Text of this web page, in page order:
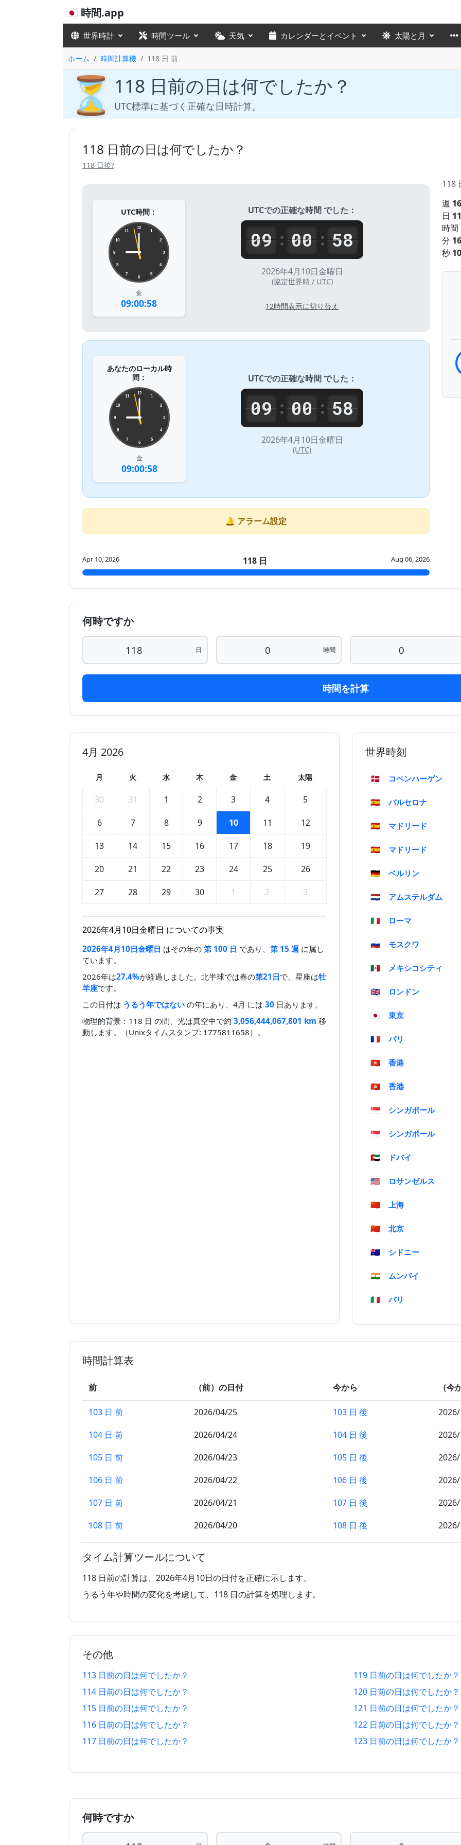
🇯🇵 時間.app
世界時計 時間ツール 天気 カレンダーとイベント 太陽と月
ホーム 時間計算機 118 日 前
⏳ 118 日前の日は何でしたか？
UTC標準に基づく正確な日時計算。
118 日前の日は何でしたか？
118 日後?
UTC時間：
12
1
2
3
4
5
6
7
8
9
10
11
金
09:00:58
UTCでの正確な時間 でした：
09 : 00 : 58
2026年4月10日金曜日
(協定世界時 / UTC)
12時間表示に切り替え
あなたのローカル時
間：
12
1
2
3
4
5
6
7
8
9
10
11
金
09:00:58
UTCでの正確な時間 でした：
09 : 00 : 58
2026年4月10日金曜日
(UTC)
🔔 アラーム設定
Apr 10, 2026 118 日 Aug 06, 2026
118
週
日
時間
分
秒
何時ですか
日 時間
時間を計算
4月 2026
月 火 水 木 金 土 太陽
30 31 1 2 3 4 5
6 7 8 9 10 11 12
13 14 15 16 17 18 19
20 21 22 23 24 25 26
27 28 29 30 1 2 3
2026年4月10日金曜日 についての事実
2026年4月10日金曜日 はその年の 第 100 日 であり、 第 15 週 に属し
ています。
2026年は27.4%が経過しました。北半球では春の第21日で、星座は牡
羊座です。
この日付は うるう年ではない の年にあり、4月 には 30 日あります。
物理的背景：118 日 の間、光は真空中で約 3,056,444,067,801 km 移
動します。（Unixタイムスタンプ: 1775811658）。
世界時刻
🇩🇰 コペンハーゲン
🇪🇸 バルセロナ
🇪🇸 マドリード
🇪🇸 マドリード
🇩🇪 ベルリン
🇳🇱 アムステルダム
🇮🇹 ローマ
🇷🇺 モスクワ
🇲🇽 メキシコシティ
🇬🇧 ロンドン
🇯🇵 東京
🇫🇷 パリ
🇭🇰 香港
🇭🇰 香港
🇸🇬 シンガポール
🇸🇬 シンガポール
🇦🇪 ドバイ
🇺🇸 ロサンゼルス
🇨🇳 上海
🇨🇳 北京
🇦🇺 シドニー
🇮🇳 ムンバイ
🇮🇹 バリ
時間計算表
前 （前）の日付 今から （今
103 日 前 2026/04/25 103 日 後
104 日 前
2026/04/24 104 日 後
105 日 前
2026/04/23 105 日 後
106 日 前
2026/04/22 106 日 後
107 日 前
2026/04/21 107 日 後
108 日 前
2026/04/20 108 日 後
111 日 前
2026/04/17
113 日 前
2026/04/15 113 日 後
114 日 前
116 日 前
116 日 後
117 日 前
117 日 後
119 日 前
2026/04/09 119 日 後
120 日 前
2026/04/08 120 日 後
121 日 前
2026/04/06 122 日 後
タイム計算ツールについて
118 日前の計算は、2026年4月10日の日付を正確に示します。
うるう年や時間の変化を考慮して、118 日の計算を処理します。
その他
113 日前の日は何でしたか？
114 日前の日は何でしたか？
115 日前の日は何でしたか？
116 日前の日は何でしたか？
117 日前の日は何でしたか？
119 日前の日は何でしたか？
120 日前の日は何でしたか？
121 日前の日は何でしたか？
122 日前の日は何でしたか？
123 日前の日は何でしたか？
何時ですか